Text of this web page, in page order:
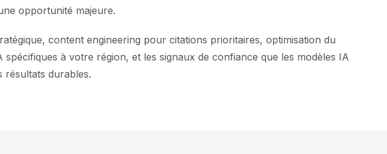
opportunité majeure.
content engineering pour citations prioritaires, optimisation du
à votre région, et les signaux de confiance que les modèles IA
résultats durables.